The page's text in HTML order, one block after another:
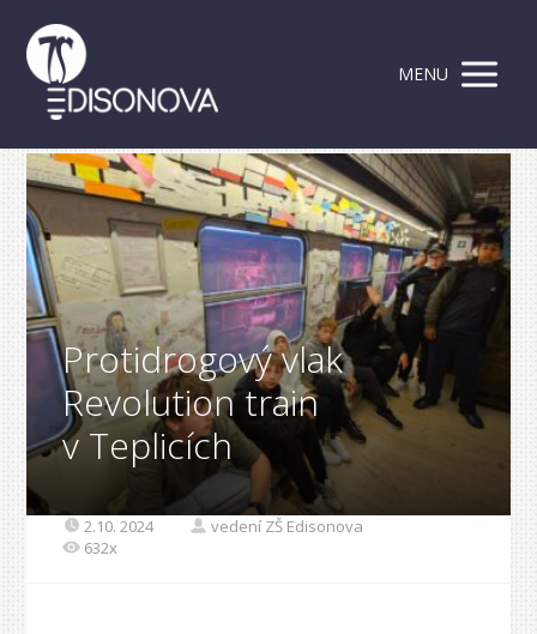
MENU
Protidrogový vlak
Revolution train
v Teplicích
2.10. 2024
vedení ZŠ Edisonova
632x